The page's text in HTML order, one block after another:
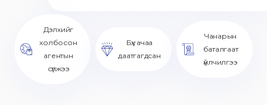
Дэлхийг
холбосон
агентын
сүлжээ
Бүх ачаа
даатгагдсан
Чанарын
баталгаат
үйлчилгээ